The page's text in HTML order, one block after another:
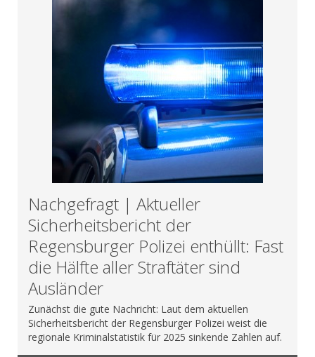
Nachgefragt | Aktueller
Sicherheitsbericht der
Regensburger Polizei enthüllt: Fast
die Hälfte aller Straftäter sind
Ausländer
Zunächst die gute Nachricht: Laut dem aktuellen
Sicherheitsbericht der Regensburger Polizei weist die
regionale Kriminalstatistik für 2025 sinkende Zahlen auf.